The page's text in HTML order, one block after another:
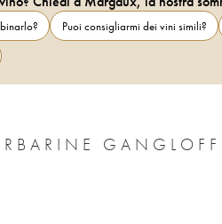
Puoi consigliarmi dei vini simili?